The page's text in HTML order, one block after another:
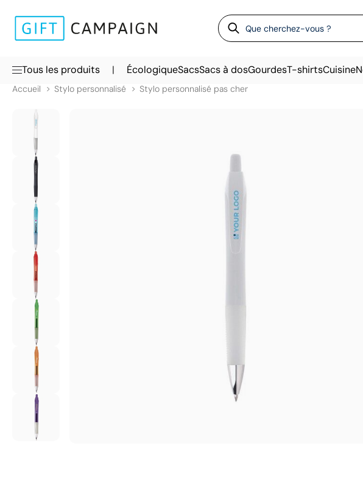
Tous les produits | ÉcologiqueSacsSacs à dosGourdesT-shirtsCuisine
Accueil Stylo personnalisé Stylo personnalisé pas cher